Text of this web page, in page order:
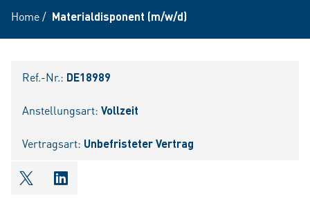
Home/ Materialdisponent (m/w/d)
Ref.-Nr.: DE18989
Anstellungsart: Vollzeit
Vertragsart: Unbefristeter Vertrag
shareOntwitter
shareOnlinkedIn